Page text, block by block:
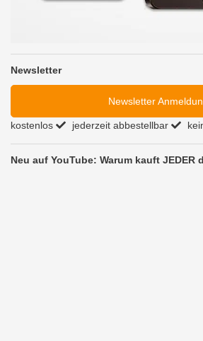
Newsletter
Newsletter
kostenlos jederzeit abbestellbar
Neu auf YouTube: Warum kauft JEDER